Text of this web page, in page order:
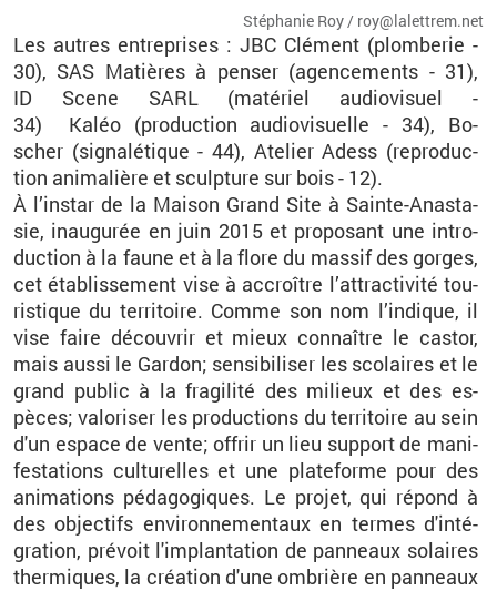
Sté­pha­nie Roy / roy@​la­let­trem.​net
Les autres en­tre­prises : JBC Clé­ment (plom­be­rie -
30), SAS Ma­tières à pen­ser (agen­ce­ments - 31),
ID Scene SARL(ma­té­riel au­dio­vi­suel -
34) Kaléo(pro­duc­tion au­dio­vi­suelle - 34), Bo­
scher (si­gna­lé­tique - 44), Ate­lierAdess (re­pro­duc­
tion ani­ma­lière et sculp­ture sur bois - 12).
À l’ins­tar de la Mai­son Grand Site à Sainte-Anas­ta­
sie, inau­gu­rée en juin 2015 et pro­po­sant une in­tro­
duc­tion à la faune et à la flore du mas­sif des gorges,
cet éta­blis­se­ment vise à ac­croître l’at­trac­ti­vité tou­
ris­tique du ter­ri­toire. Comme son nom l’in­dique, il
vise faire dé­cou­vrir et mieux connaître le cas­tor,
mais aussi le Gar­don; sen­si­bi­li­ser les sco­laires et le
grand pu­blic à la fra­gi­lité des mi­lieux et des es­
pèces; va­lo­ri­ser les pro­duc­tions du ter­ri­toire au sein
d'un es­pace de vente; of­frir un lieu sup­port de ma­ni­
fes­ta­tions cultu­relles et une pla­te­forme pour des
ani­ma­tions pé­da­go­giques. Le pro­jet, qui ré­pond à
des ob­jec­tifs en­vi­ron­ne­men­taux en termes d'in­té­
gra­tion, pré­voit l'im­plan­ta­tion de pan­neaux so­laires
ther­miques, la créa­tion d'une om­brière en pan­neaux